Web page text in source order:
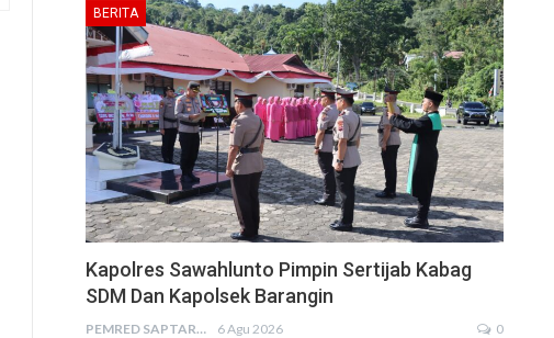
BERITA
Kapolres Sawahlunto Pimpin Sertijab Kabag
SDM Dan Kapolsek Barangin
PEMRED SAPTARIUS 6 Agu 2026 0